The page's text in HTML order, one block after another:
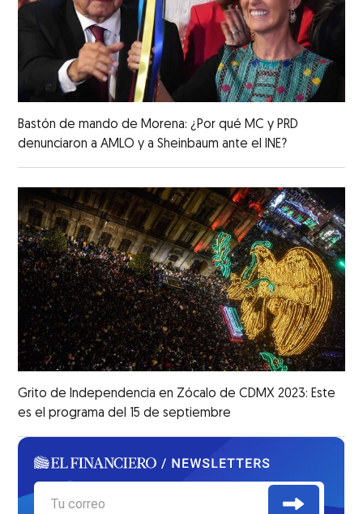
Bastón de mando de Morena: ¿Por qué MC y PRD
denunciaron a AMLO y a Sheinbaum ante el INE?
Grito de Independencia en Zócalo de CDMX 2023: Este
es el programa del 15 de septiembre